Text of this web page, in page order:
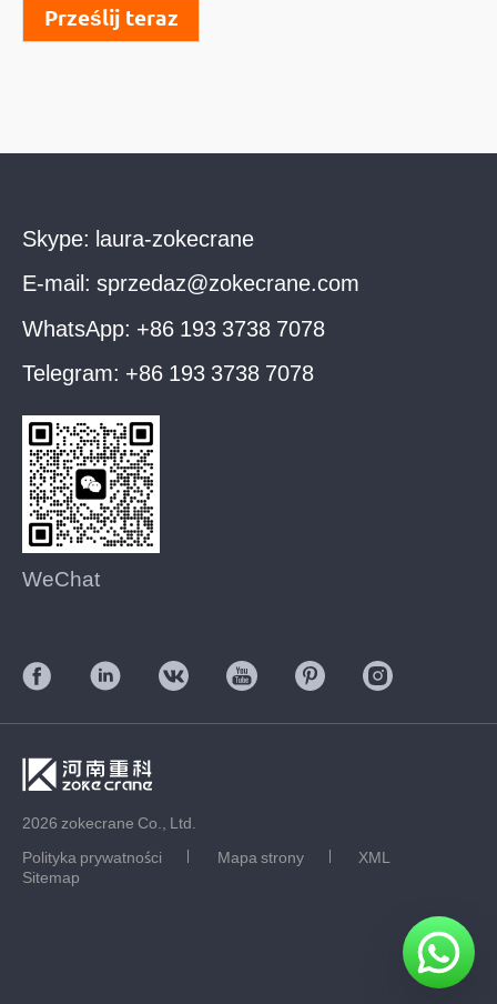
Prześlij teraz
Skype: laura-zokecrane
E-mail: sprzedaz@zokecrane.com
WhatsApp: +86 193 3738 7078
Telegram: +86 193 3738 7078
WeChat
2026 zokecrane Co., Ltd.
Polityka prywatności
Mapa strony
XML
Sitemap